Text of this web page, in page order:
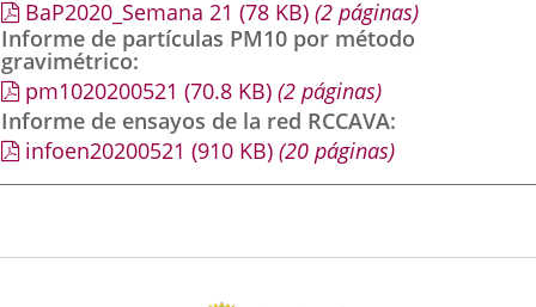
BaP2020_Semana 21 (78 KB) (2 páginas)
Informe de partículas PM10 por método
gravimétrico
pm1020200521 (70.8 KB) (2 páginas)
Informe de ensayos de la red RCCAVA
infoen20200521 (910 KB) (20 páginas)